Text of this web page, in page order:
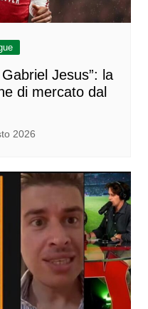
Jesus”: la
di mercato dal
2026